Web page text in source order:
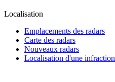
Localisation
Emplacements des radars
Carte des radars
Nouveaux radars
Localisation d'une infraction